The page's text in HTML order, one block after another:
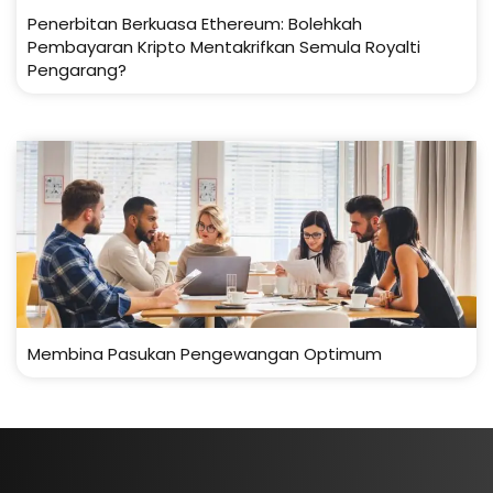
Penerbitan Berkuasa Ethereum: Bolehkah
Pembayaran Kripto Mentakrifkan Semula Royalti
Pengarang?
Membina Pasukan Pengewangan Optimum